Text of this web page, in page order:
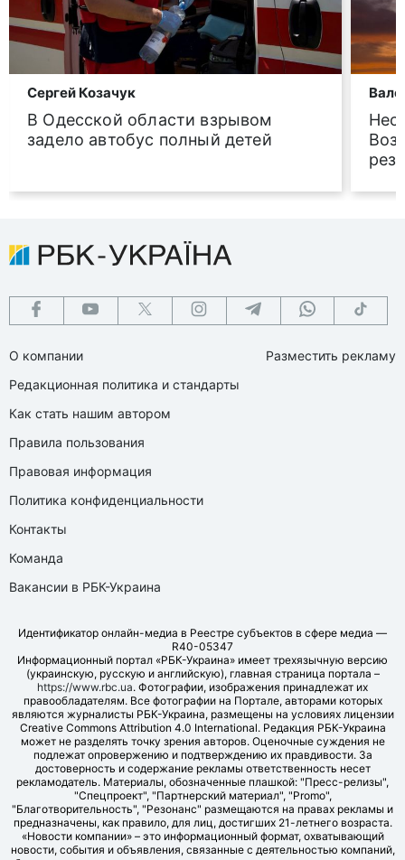
Сергей Козачук
В Одесской области взрывом
задело автобус полный детей
О компании
Редакционная политика и стандарты
Как стать нашим автором
Правила пользования
Правовая информация
Политика конфиденциальности
Контакты
Команда
Вакансии в РБК-Украина
Разместить рекламу
Идентификатор онлайн-медиа в Реестре субъектов в сфере медиа —
R40-05347
Информационный портал «РБК-Украина» имеет трехязычную версию
(украинскую, русскую и английскую), главная страница портала –
https://www.rbc.ua. Фотографии, изображения принадлежат их
правообладателям. Все фотографии на Портале, авторами которых
являются журналисты РБК-Украина, размещены на условиях лицензии
Creative Commons Attribution 4.0 International. Редакция РБК-Украина
может не разделять точку зрения авторов. Оценочные суждения не
подлежат опровержению и подтверждению их правдивости. За
достоверность и содержание рекламы ответственность несет
рекламодатель. Материалы, обозначенные плашкой: "Пресс-релизы",
"Спецпроект", "Партнерский материал", "Promo",
"Благотворительность", "Резонанс" размещаются на правах рекламы и
предназначены, как правило, для лиц, достигших 21-летнего возраста.
«Новости компании» – это информационный формат, охватывающий
новости, события и объявления, связанные с деятельностью компаний,